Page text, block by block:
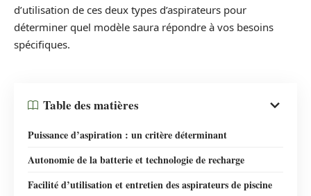
d’utilisation de ces deux types d’aspirateurs pour
déterminer quel modèle saura répondre à vos besoins
spécifiques.
Table des matières
Puissance d’aspiration : un critère déterminant
Autonomie de la batterie et technologie de recharge
Facilité d’utilisation et entretien des aspirateurs de piscine